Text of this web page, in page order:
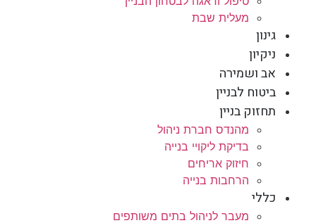
מעלית שבת
גינון
ניקיון
אב ושמירה
ביטוח לבניין
תחזוק בניין
מהנדס חברת ניהול
בדיקת ליקויי בנייה
חיזוק אריחים
הרחבות בנייה
כללי
מעבר לניהול בתים משותפים